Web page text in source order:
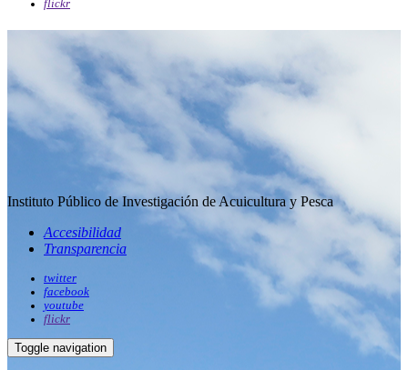
flickr
Instituto Público de Investigación de Acuicultura y Pesca
Accesibilidad
Transparencia
twitter
facebook
youtube
flickr
Toggle navigation